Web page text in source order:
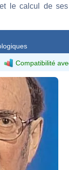
le calcul de
Compatibilité